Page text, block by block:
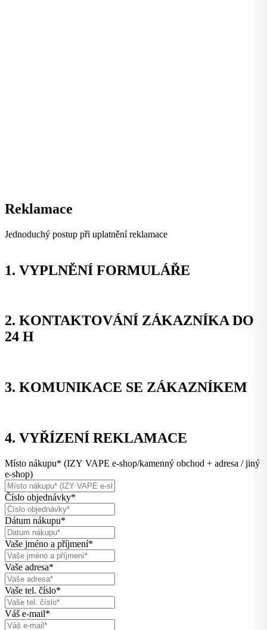
Reklamace
Jednoduchý postup při uplatnění reklamace
1. VYPLNĚNÍ FORMULÁŘE
2. KONTAKTOVÁNÍ ZÁKAZNÍKA DO
24 H
3. KOMUNIKACE SE ZÁKAZNÍKEM
4. VYŘÍZENÍ REKLAMACE
Místo nákupu* (IZY VAPE e-shop/kamenný obchod + adresa / jiný
e-shop)
Číslo objednávky*
Dátum nákupu*
Vaše jméno a příjmení*
Vaše adresa*
Vaše tel. číslo*
Váš e-mail*